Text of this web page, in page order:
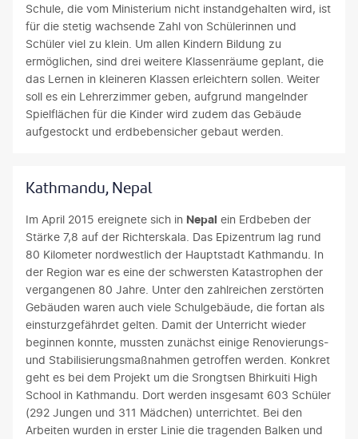
Schule, die vom Ministerium nicht instandgehalten wird, ist
für die stetig wachsende Zahl von Schülerinnen und
Schüler viel zu klein. Um allen Kindern Bildung zu
ermöglichen, sind drei weitere Klassenräume geplant, die
das Lernen in kleineren Klassen erleichtern sollen. Weiter
soll es ein Lehrerzimmer geben, aufgrund mangelnder
Spielflächen für die Kinder wird zudem das Gebäude
aufgestockt und erdbebensicher gebaut werden.
Kathmandu, Nepal
Im April 2015 ereignete sich in Nepal ein Erdbeben der
Stärke 7,8 auf der Richterskala. Das Epizentrum lag rund
80 Kilometer nordwestlich der Hauptstadt Kathmandu. In
der Region war es eine der schwersten Katastrophen der
vergangenen 80 Jahre. Unter den zahlreichen zerstörten
Gebäuden waren auch viele Schulgebäude, die fortan als
einsturzgefährdet gelten. Damit der Unterricht wieder
beginnen konnte, mussten zunächst einige Renovierungs-
und Stabilisierungsmaßnahmen getroffen werden. Konkret
geht es bei dem Projekt um die Srongtsen Bhirkuiti High
School in Kathmandu. Dort werden insgesamt 603 Schüler
(292 Jungen und 311 Mädchen) unterrichtet. Bei den
Arbeiten wurden in erster Linie die tragenden Balken und